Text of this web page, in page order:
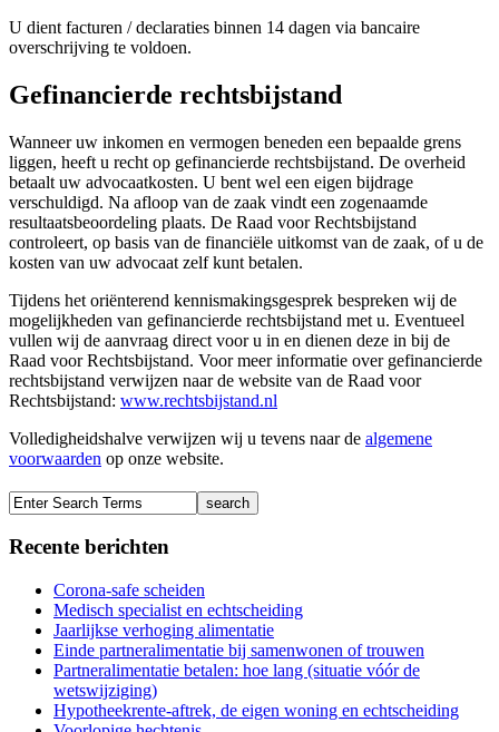
U dient facturen / declaraties binnen 14 dagen via bancaire
overschrijving te voldoen.
Gefinancierde rechtsbijstand
Wanneer uw inkomen en vermogen beneden een bepaalde grens
liggen, heeft u recht op gefinancierde rechtsbijstand. De overheid
betaalt uw advocaatkosten. U bent wel een eigen bijdrage
verschuldigd. Na afloop van de zaak vindt een zogenaamde
resultaatsbeoordeling plaats. De Raad voor Rechtsbijstand
controleert, op basis van de financiële uitkomst van de zaak, of u de
kosten van uw advocaat zelf kunt betalen.
Tijdens het oriënterend kennismakingsgesprek bespreken wij de
mogelijkheden van gefinancierde rechtsbijstand met u. Eventueel
vullen wij de aanvraag direct voor u in en dienen deze in bij de
Raad voor Rechtsbijstand. Voor meer informatie over gefinancierde
rechtsbijstand verwijzen naar de website van de Raad voor
Rechtsbijstand: www.rechtsbijstand.nl
Volledigheidshalve verwijzen wij u tevens naar de algemene
voorwaarden op onze website.
Recente berichten
Corona-safe scheiden
Medisch specialist en echtscheiding
Jaarlijkse verhoging alimentatie
Einde partneralimentatie bij samenwonen of trouwen
Partneralimentatie betalen: hoe lang (situatie vóór de
wetswijziging)
Hypotheekrente-aftrek, de eigen woning en echtscheiding